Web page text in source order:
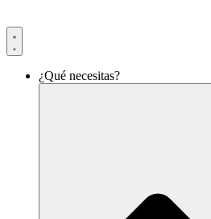
¿Qué necesitas?